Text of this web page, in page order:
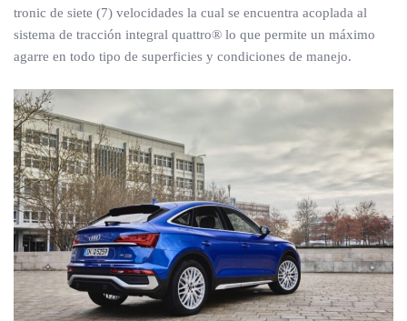
tronic de siete (7) velocidades la cual se encuentra acoplada al
sistema de tracción integral quattro® lo que permite un máximo
agarre en todo tipo de superficies y condiciones de manejo.